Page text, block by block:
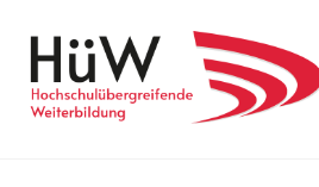
content